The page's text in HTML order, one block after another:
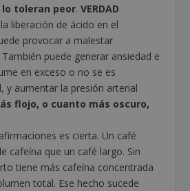
lo toleran peor.VERDAD
liberación de ácido en el
provocar a malestar
puede generar ansiedad e
en exceso o no se es
y aumentar la presión arterial
flojo, o cuanto más oscuro,
es cierta. Un café
cafeína que un café largo. Sin
tiene más cafeína concentrada
total. Ese hecho sucede